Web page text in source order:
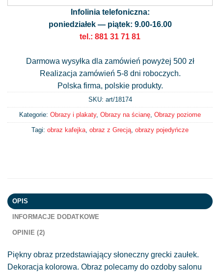
Infolinia telefoniczna:
poniedziałek — piątek: 9.00-16.00
tel.: 881 31 71 81
Darmowa wysyłka dla zamówień powyżej 500 zł
Realizacja zamówień 5-8 dni roboczych.
Polska firma, polskie produkty.
SKU: art/18174
Kategorie: Obrazy i plakaty, Obrazy na ścianę Obrazy poziome
Tagi: obraz kafejka obraz z Grecją obrazy pojedyńcze
OPIS
INFORMACJE DODATKOWE
OPINIE (2)
Piękny obraz przedstawiający słoneczny grecki zaułek.
Dekoracja kolorowa. Obraz polecamy do ozdoby salonu